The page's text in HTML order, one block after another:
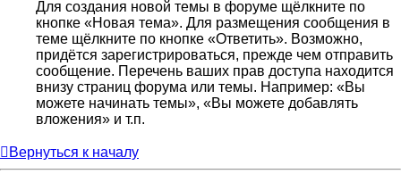
Для создания новой темы в форуме щёлкните по
кнопке «Новая тема». Для размещения сообщения в
теме щёлкните по кнопке «Ответить». Возможно,
придётся зарегистрироваться, прежде чем отправить
сообщение. Перечень ваших прав доступа находится
внизу страниц форума или темы. Например: «Вы
можете начинать темы», «Вы можете добавлять
вложения» и т.п.
Вернуться к началу